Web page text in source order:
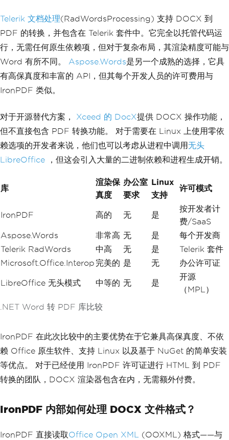
Telerik 文档处理(RadWordsProcessing) 支持 DOCX 到
PDF 的转换，并包含在 Telerik 套件中。它完全以托管代码运
行，无需任何原生依赖项，但对于复杂布局，其渲染精度可能与
Word 有所不同。 Aspose.Words是另一个成熟的选择，它具
有高保真度和丰富的 API，但其每个开发人员的许可费用与
IronPDF 类似。
对于开源替代方案， Xceed 的 DocX提供 DOCX 操作功能，
但不直接包含 PDF 转换功能。 对于需要在 Linux 上使用零依
赖选项的开发者来说，他们也可以考虑从进程中调用无头
LibreOffice ，但这会引入大量的二进制依赖和进程生成开销。
.NET Word 转 PDF 库比较
库
渲染保
真度
办公室
要求
Linux
支持
许可模式
IronPDF 高的 无 是
按开发者计
费/SaaS
Aspose.Words
非常高 无 是
每个开发商
Telerik RadWords
中高 无 是
Telerik 套件
Microsoft.Office.Interop 完美的 是 无 办公许可证
LibreOffice 无头模式 中等的 无 是
开源
（MPL）
IronPDF 在此次比较中的主要优势在于它兼具高保真度、不依
赖 Office 原生软件、支持 Linux 以及基于 NuGet 的简单安装
等优点。 对于已经使用 IronPDF 许可证进行 HTML 到 PDF
转换的团队，DOCX 渲染器包含在内，无需额外付费。
IronPDF 内部如何处理 DOCX 文件格式？
IronPDF 直接读取Office Open XML (OOXML) 格式——与